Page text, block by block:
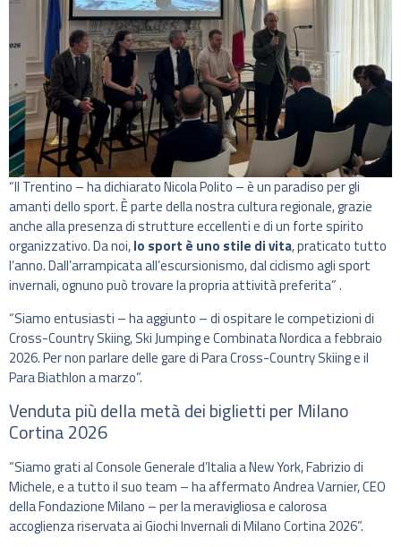
“Il Trentino – ha dichiarato Nicola Polito – è un paradiso per gli
amanti dello sport. È parte della nostra cultura regionale, grazie
anche alla presenza di strutture eccellenti e di un forte spirito
organizzativo. Da noi,lo sport è uno stile di vita, praticato tutto
l’anno. Dall’arrampicata all’escursionismo, dal ciclismo agli sport
invernali, ognuno può trovare la propria attività preferita” .
“Siamo entusiasti – ha aggiunto – di ospitare le competizioni di
Cross-Country Skiing, Ski Jumping e Combinata Nordica a febbraio
2026. Per non parlare delle gare di Para Cross-Country Skiing e il
Para Biathlon a marzo”.
Venduta più della metà dei biglietti per Milano
Cortina 2026
“Siamo grati al Console Generale d’Italia a New York, Fabrizio di
Michele, e a tutto il suo team – ha affermato Andrea Varnier, CEO
della Fondazione Milano – per la meravigliosa e calorosa
accoglienza riservata ai Giochi Invernali di Milano Cortina 2026”.